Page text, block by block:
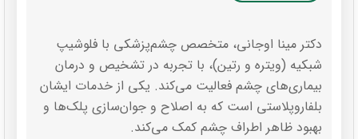
دکتر مینا اوجانی، متخصص چشم‌پزشکی با فلوشیپ
شبکیه (ویتره و رتین)، با تجربه در تشخیص و درمان
بیماری‌های چشم فعالیت می‌کند. یکی از خدمات ایشان
بلفاروپلاستی است که به اصلاح و جوان‌سازی پلک‌ها و
بهبود ظاهر اطراف چشم کمک می‌کند.